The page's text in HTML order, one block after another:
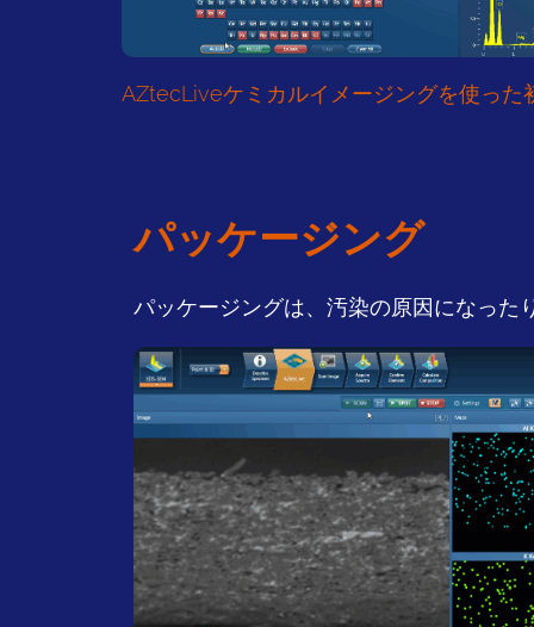
AZtecLiveケミカルイメージングを使った
パッケージング
パッケージングは、汚染の原因になった